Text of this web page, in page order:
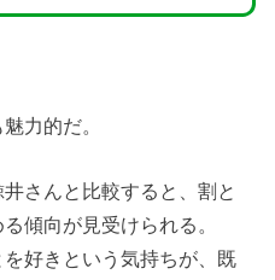
力的だ。
さんと比較すると、割と
傾向が見受けられる。
好きという気持ちが、既